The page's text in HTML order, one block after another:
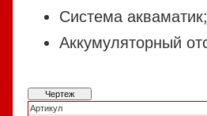
Система акваматик;
Аккумуляторный
Чертеж
Артикул